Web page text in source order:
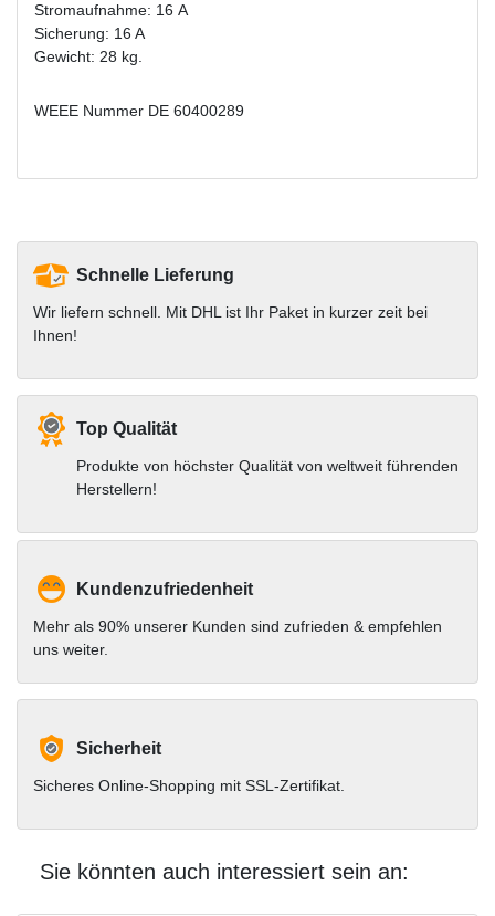
Stromaufnahme: 16 A
Sicherung: 16 A
Gewicht: 28 kg.
WEEE Nummer DE 60400289
Schnelle Lieferung
Wir liefern schnell. Mit DHL ist Ihr Paket in kurzer zeit bei
Ihnen!
Top Qualität
Produkte von höchster Qualität von weltweit führenden
Herstellern!
Kundenzufriedenheit
Mehr als 90% unserer Kunden sind zufrieden & empfehlen
uns weiter.
Sicherheit
Sicheres Online-Shopping mit SSL-Zertifikat.
Sie könnten auch interessiert sein an: